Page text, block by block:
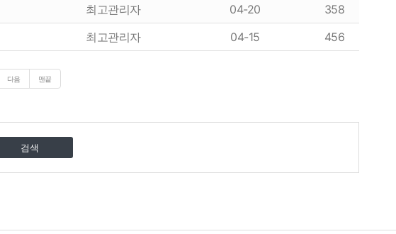
최고관리자 04-20
358
최고관리자 04-15 456
다음 맨끝